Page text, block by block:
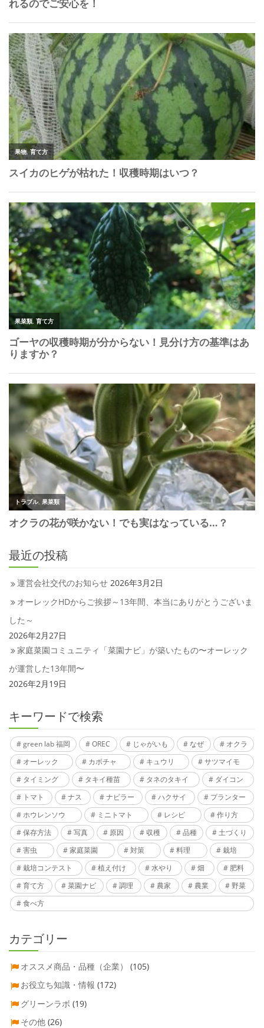
最近の投稿
運営会社交代のお知らせ 2026年3月2日
オーレックHDからご挨拶～13年間、本当にありがとうございま
した～
2026年2月27日
家庭菜園コミュニティ「菜園ナビ」が築いたもの〜オーレック
が運営した13年間〜
2026年2月19日
キーワードで検索
green lab 福岡 OREC じゃがいも なぜ
オクラ
オーレック
カボチャ キュウリ
サツマイモ
タイミング
タキイ種苗 タネのタキイ
ダイコン
トマト
ナス ナビラー ハクサイ
プランター
ホウレンソウ
ミニトマト レシピ
作り方
保存方法
写真 原因 収穫 品種
土づくり
害虫
家庭菜園 対策 料理
栽培
栽培コンテスト
植え付け 水やり 畑
肥料
育て方
菜園ナビ 調理 農家 農業
野菜
食べ方
カテゴリー
オススメ商品・品種（企業）
(105)
お役立ち知識・情報 (172)
グリーンラボ (19)
その他 (26)